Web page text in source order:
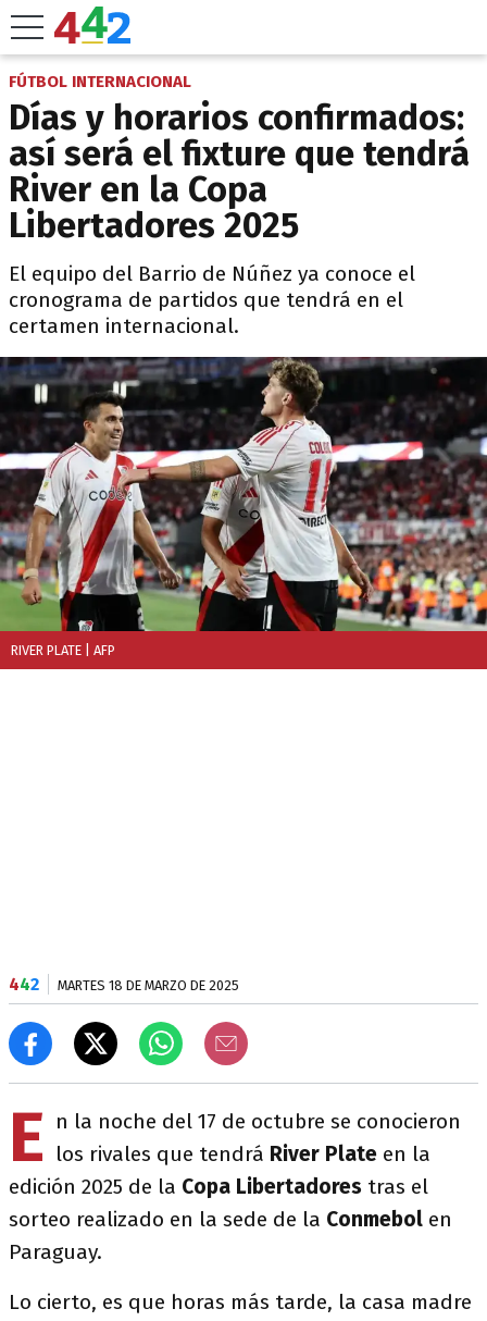
FÚTBOL INTERNACIONAL
Días y horarios confirmados:
así será el fixture que tendrá
River en la Copa
Libertadores 2025
El equipo del Barrio de Núñez ya conoce el
cronograma de partidos que tendrá en el
certamen internacional.
RIVER PLATE | AFP
442 MARTES 18 DE MARZO DE 2025
E
n la noche del 17 de octubre se conocieron
los rivales que tendrá River Plate en la
edición 2025 de la Copa Libertadores tras el
sorteo realizado en la sede de la Conmebol en
Paraguay.
Lo cierto, es que horas más tarde, la casa madre